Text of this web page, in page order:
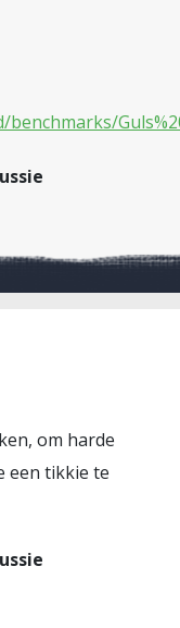
om harde
een tikkie te